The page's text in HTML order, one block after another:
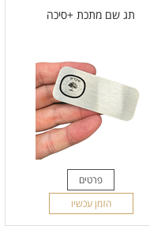
תג שם מתכת +סיכה
פרטים
הזמן עכשיו